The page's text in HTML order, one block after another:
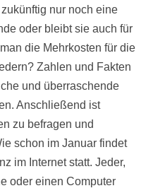
nur noch eine
oder bleibt sie auch für
die Mehrkosten für die
Zahlen und Fakten
und überraschende
Anschließend ist
zu befragen und
schon im Januar findet
im Internet statt. Jeder,
oder einen Computer